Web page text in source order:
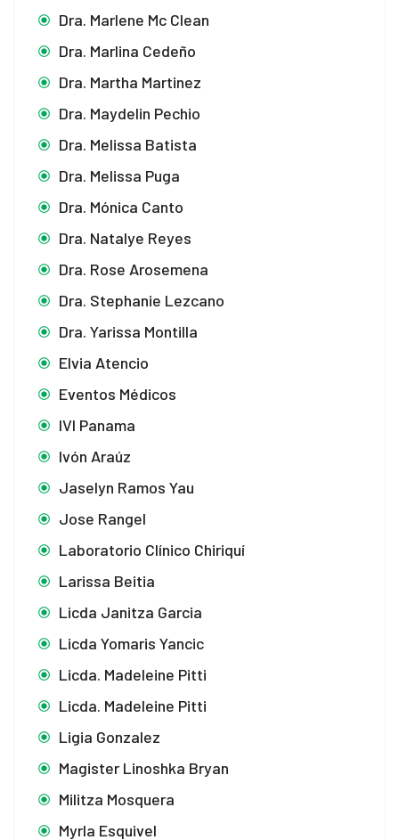
Dra. Marlene Mc Clean
Dra. Marlina Cedeño
Dra. Martha Martinez
Dra. Maydelin Pechio
Dra. Melissa Batista
Dra. Melissa Puga
Dra. Mónica Canto
Dra. Natalye Reyes
Dra. Rose Arosemena
Dra. Stephanie Lezcano
Dra. Yarissa Montilla
Elvia Atencio
Eventos Médicos
IVI Panama
Ivón Araúz
Jaselyn Ramos Yau
Jose Rangel
Laboratorio Clínico Chiriquí
Larissa Beitia
Licda Janitza Garcia
Licda Yomaris Yancic
Licda. Madeleine Pitti
Licda. Madeleine Pitti
Ligia Gonzalez
Magister Linoshka Bryan
Militza Mosquera
Myrla Esquivel